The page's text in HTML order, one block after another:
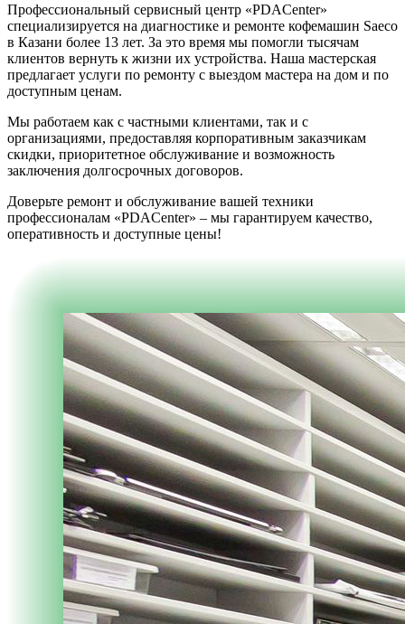
Профессиональный сервисный центр «PDACenter»
специализируется на диагностике и ремонте кофемашин Saeco
в Казани более 13 лет. За это время мы помогли тысячам
клиентов вернуть к жизни их устройства. Наша мастерская
предлагает услуги по ремонту с выездом мастера на дом и по
доступным ценам.
Мы работаем как с частными клиентами, так и с
организациями, предоставляя корпоративным заказчикам
скидки, приоритетное обслуживание и возможность
заключения долгосрочных договоров.
Доверьте ремонт и обслуживание вашей техники
профессионалам «PDACenter» – мы гарантируем качество,
оперативность и доступные цены!